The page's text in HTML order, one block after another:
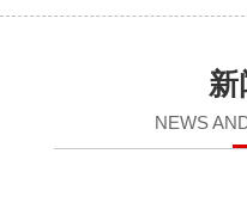
新
NEWS